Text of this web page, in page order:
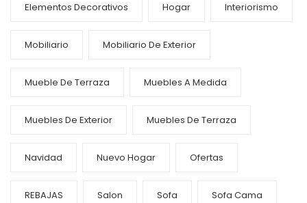
Elementos Decorativos Hogar Interiorismo
Mobiliario Mobiliario De Exterior
Mueble De Terraza Muebles A Medida
Muebles De Exterior Muebles De Terraza
Navidad Nuevo Hogar Ofertas
REBAJAS Salon Sofa Sofa Cama